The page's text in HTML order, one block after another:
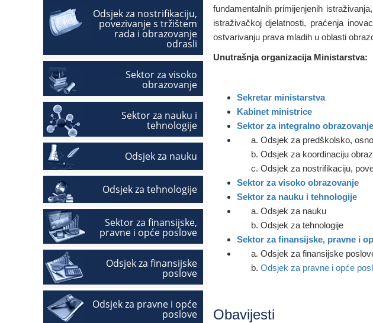
Odsjek za nostrifikaciju,
povezivanje s tržištem
rada i obrazovanje
odrasli
Sektor za visoko
obrazovanje
Sektor za nauku i
tehnologije
Odsjek za nauku
Odsjek za tehnologije
Sektor za finansijske,
pravne i opće poslove
Odsjek za finansijske
poslove
Odsjek za pravne i opće
poslove
fundamentalnih primijenjenih
istraživačkoj djelatnosti, praćenja
ostvarivanju prava mladih u oblasti
Unutrašnja organizacija Ministarstva:
Sekretar ministarstva
Kabinet ministrice
Sektor za integralno obrazovanje
Odsjek za predškolsko,
Odsjek za koordinaciju
Odsjek za nostrifikaciju,
Sektor za visoko obrazovanje
Sektor za nauku i tehnologije
Odsjek za nauku
Odsjek za tehnologije
Sektor za finansijske, pravne i
Odsjek za finansijske
Odsjek za pravne i opće
Obavijesti